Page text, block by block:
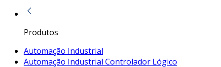
Produtos
Automação Industrial
Automação Industrial Controlador Lógico